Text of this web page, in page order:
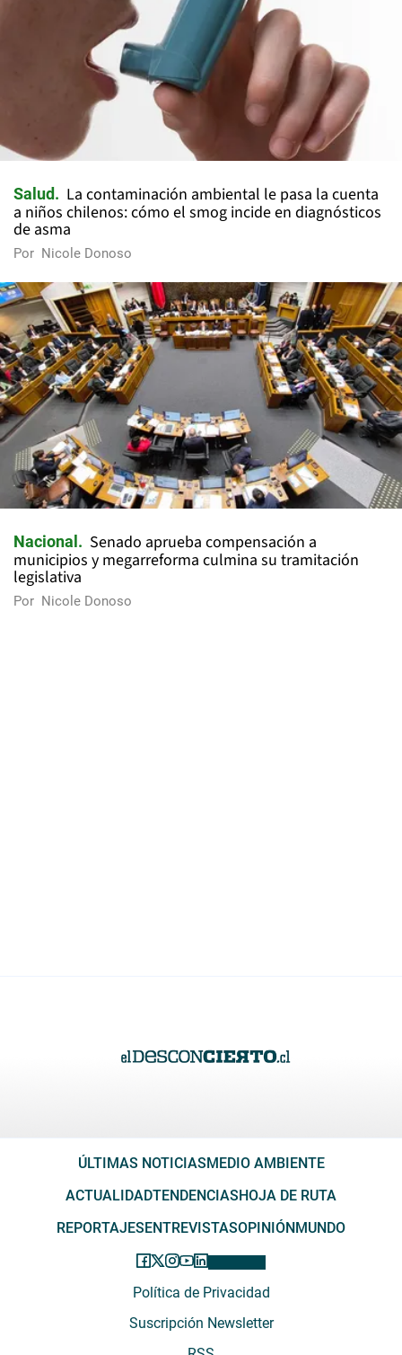
Salud
La contaminación ambiental le pasa la cuenta
a niños chilenos: cómo el smog incide en diagnósticos
de asma
Por Nicole Donoso
Nacional
Senado aprueba compensación a
municipios y megarreforma culmina su tramitación
legislativa
Por Nicole Donoso
ÚLTIMAS NOTICIASMEDIO AMBIENTE
ACTUALIDADTENDENCIASHOJA DE RUTA
REPORTAJESENTREVISTASOPINIÓNMUNDO
Política de Privacidad
Suscripción Newsletter